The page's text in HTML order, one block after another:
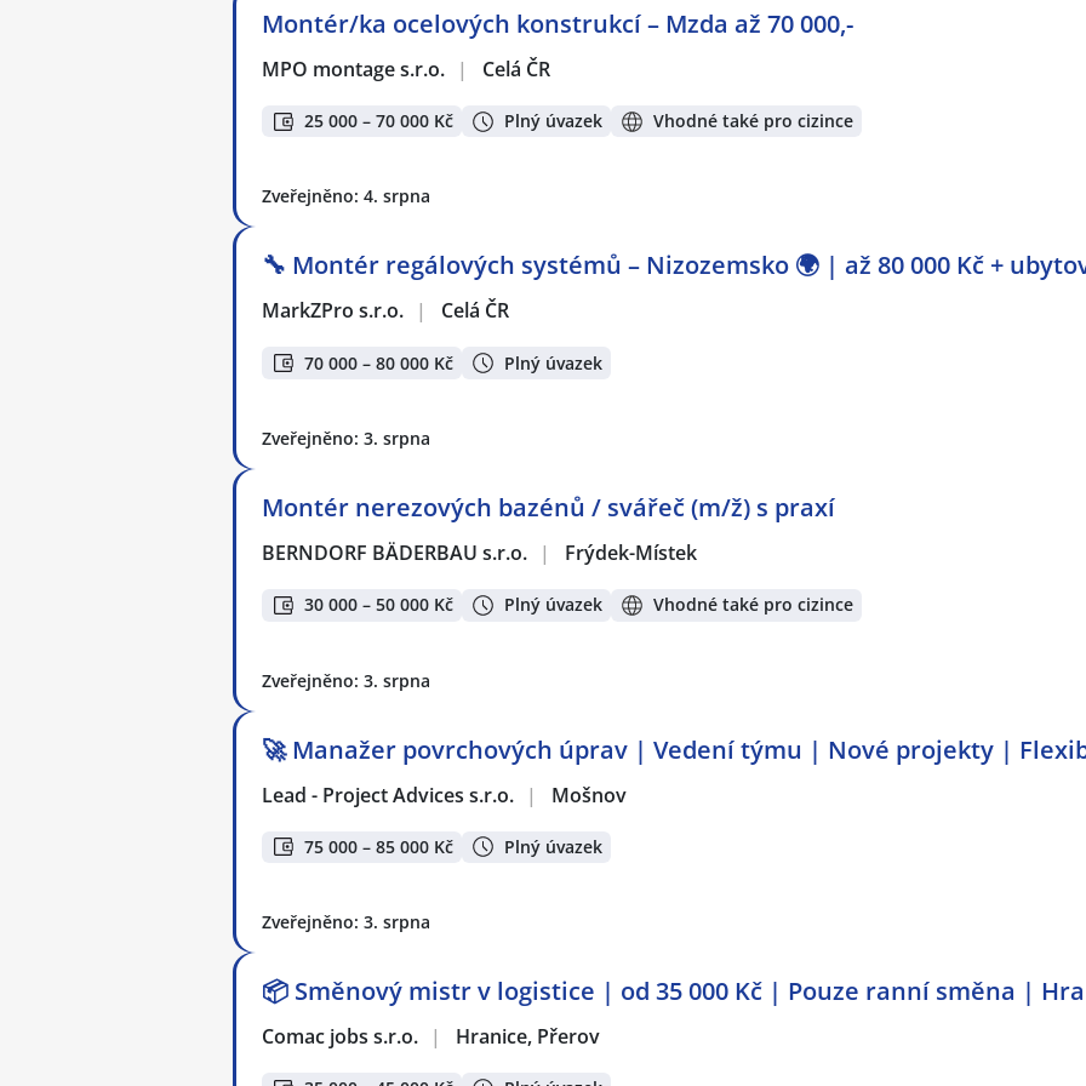
Montér/ka ocelových konstrukcí – Mzda až 70 000,-
MPO montage s.r.o. | Celá ČR
25 000 – 70 000 Kč Plný úvazek Vhodné také pro cizince
Zveřejněno: 4. srpna
🔧 Montér regálových systémů – Nizozemsko 🌍 | až 80 000 Kč +
MarkZPro s.r.o. | Celá ČR
70 000 – 80 000 Kč Plný úvazek
Zveřejněno: 3. srpna
Montér nerezových bazénů / svářeč (m/ž) s praxí
BERNDORF BÄDERBAU s.r.o. | Frýdek-Místek
30 000 – 50 000 Kč Plný úvazek Vhodné také pro cizince
Zveřejněno: 3. srpna
🚀 Manažer povrchových úprav | Vedení týmu | Nové projekty |
Lead - Project Advices s.r.o. | Mošnov
75 000 – 85 000 Kč Plný úvazek
Zveřejněno: 3. srpna
📦 Směnový mistr v logistice | od 35 000 Kč | Pouze ranní směna |
Comac jobs s.r.o. | Hranice, Přerov